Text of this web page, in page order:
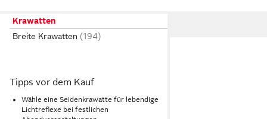
Krawatten
Breite Krawatten
Tipps vor dem Kauf
Wähle eine Seidenkrawatte für lebendige
Lichtreflexe bei festlichen